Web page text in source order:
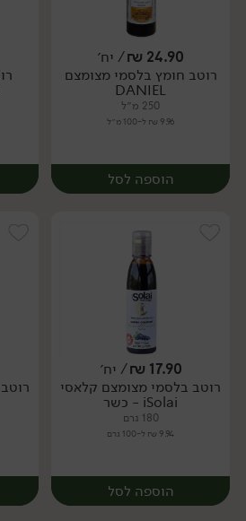
יח׳
24.90
₪/ יח׳
רוטב חומץ בלסמי מצומצם
DANIEL
250 מ״ל
9.96 ₪ ל-100 מ״ל
הוספה לסל
יח׳
17.90
₪/ יח׳
רוטב בלסמי מצומצם קלאסי
iSolai - כשר
180 גרם
9.94 ₪ ל-100 גרם
הוספה לסל